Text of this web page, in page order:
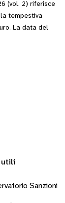
(vol. 2) riferisce
tempestiva
La data del
utili
Sanzioni